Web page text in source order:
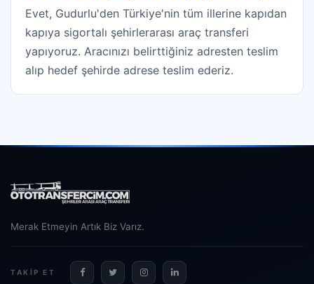
Evet, Gudurlu'den Türkiye'nin tüm illerine kapıdan
kapıya sigortalı şehirlerarası araç transferi
yapıyoruz. Aracınızı belirttiğiniz adresten teslim
alıp hedef şehirde adrese teslim ederiz.
Merak Etmeyin Artık Biz Varız.
TAKIP ET